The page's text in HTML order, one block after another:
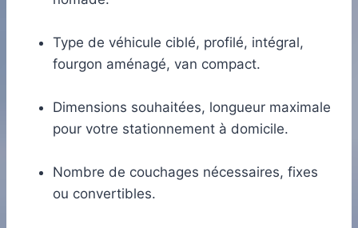
Type de véhicule ciblé, profilé, intégral,
fourgon aménagé, van compact.
Dimensions souhaitées, longueur maximale
pour votre stationnement à domicile.
Nombre de couchages nécessaires, fixes
ou convertibles.